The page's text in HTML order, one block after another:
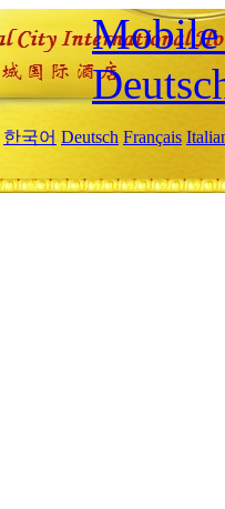
Mobile
한국어 Deutsch Français